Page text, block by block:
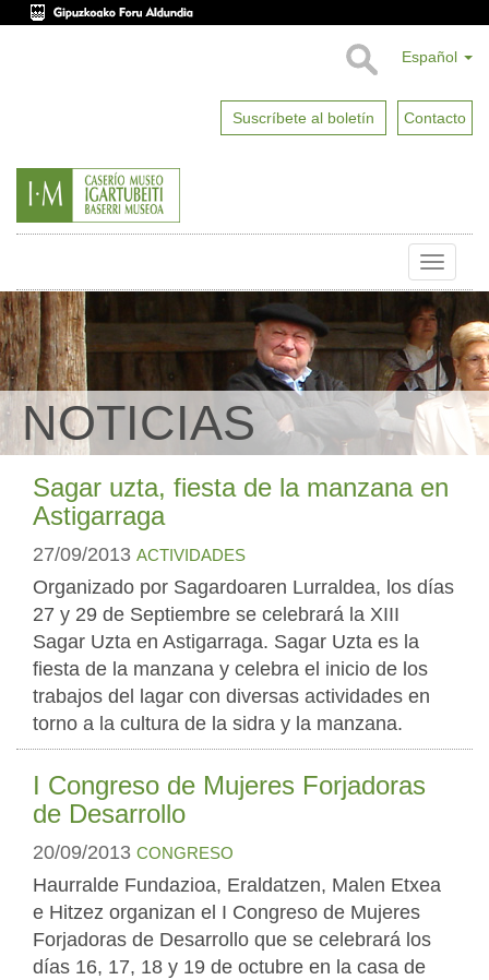
Español
Suscríbete al boletín Contacto
Toggle
NOTICIAS
Sagar uzta, fiesta de la manzana en
Astigarraga
27/09/2013 ACTIVIDADES
Organizado por Sagardoaren Lurraldea, los días
27 y 29 de Septiembre se celebrará la XIII
Sagar Uzta en Astigarraga. Sagar Uzta es la
fiesta de la manzana y celebra el inicio de los
trabajos del lagar con diversas actividades en
torno a la cultura de la sidra y la manzana.
I Congreso de Mujeres Forjadoras
de Desarrollo
20/09/2013 CONGRESO
Haurralde Fundazioa, Eraldatzen, Malen Etxea
e Hitzez organizan el I Congreso de Mujeres
Forjadoras de Desarrollo que se celebrará los
días 16, 17, 18 y 19 de octubre en la casa de